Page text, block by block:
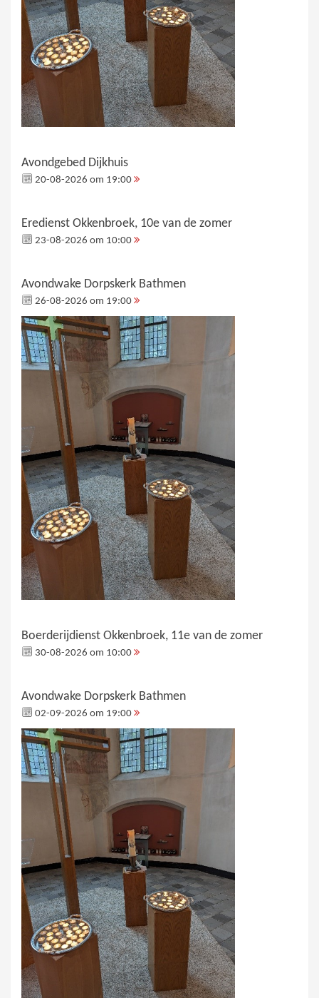
Avondgebed Dijkhuis
20-08-2026 om 19:00
Eredienst Okkenbroek, 10e van de zomer
23-08-2026 om 10:00
Avondwake Dorpskerk Bathmen
26-08-2026 om 19:00
Boerderijdienst Okkenbroek, 11e van de zomer
30-08-2026 om 10:00
Avondwake Dorpskerk Bathmen
02-09-2026 om 19:00